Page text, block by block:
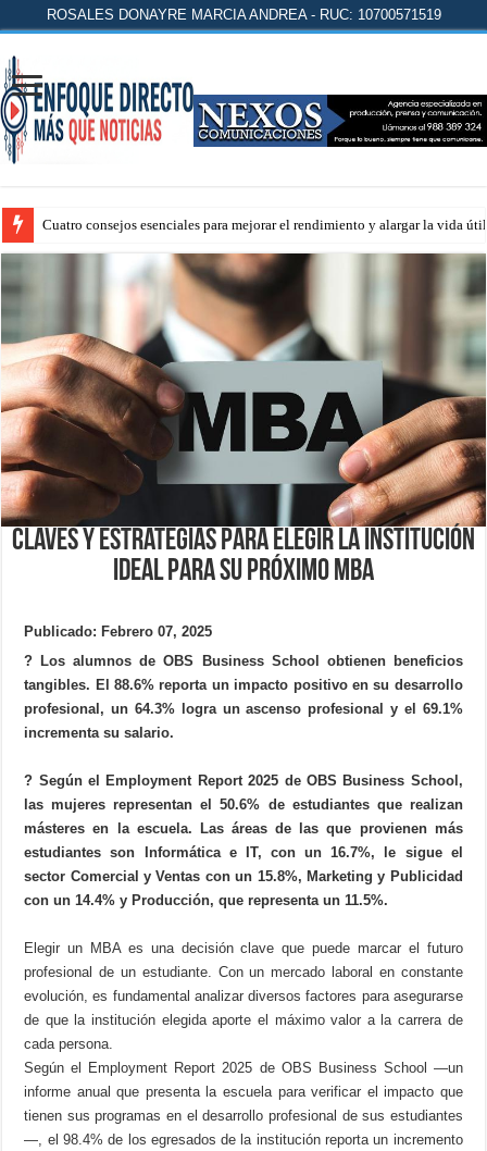
ROSALES DONAYRE MARCIA ANDREA - RUC: 10700571519
Cuatro consejos esenciales para mejorar el rendimiento y alargar la vida
Claves y estrategias para elegir la institución
ideal para su próximo MBA
Publicado: Febrero 07, 2025
? Los alumnos de OBS Business School obtienen beneficios
tangibles. El 88.6% reporta un impacto positivo en su desarrollo
profesional, un 64.3% logra un ascenso profesional y el 69.1%
incrementa su salario.
? Según el Employment Report 2025 de OBS Business School,
las mujeres representan el 50.6% de estudiantes que realizan
másteres en la escuela. Las áreas de las que provienen más
estudiantes son Informática e IT, con un 16.7%, le sigue el
sector Comercial y Ventas con un 15.8%, Marketing y Publicidad
con un 14.4% y Producción, que representa un 11.5%.
Elegir un MBA es una decisión clave que puede marcar el futuro
profesional de un estudiante. Con un mercado laboral en constante
evolución, es fundamental analizar diversos factores para asegurarse
de que la institución elegida aporte el máximo valor a la carrera de
cada persona.
Según el Employment Report 2025 de OBS Business School —un
informe anual que presenta la escuela para verificar el impacto que
tienen sus programas en el desarrollo profesional de sus estudiantes
—, el 98.4% de los egresados de la institución reporta un incremento